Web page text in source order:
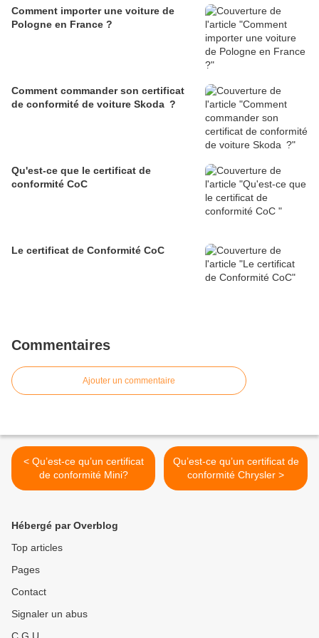
Comment importer une voiture de
Pologne en France ?
Comment commander son certificat
de conformité de voiture Skoda ?
Qu'est-ce que le certificat de
conformité CoC
Le certificat de Conformité CoC
Commentaires
Ajouter un commentaire
< Qu’est-ce qu’un certificat
de conformité Mini?
Qu’est-ce qu’un certificat de
conformité Chrysler >
Hébergé par Overblog
Top articles
Pages
Contact
Signaler un abus
C.G.U.